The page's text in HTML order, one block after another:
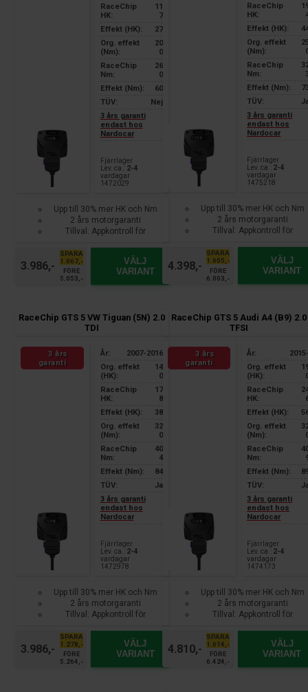
RaceChip
HK:
11
7
Effekt (HK):
27
Org. effekt
(Nm):
20
0
RaceChip
Nm:
26
0
Effekt (Nm):
60
TÜV:
Nej
3 års garanti
endast hos
Nardocar
Fjärrlager
Lev. ca.:
2-4
vardagar
1472029
Upp till 30% mer HK och Nm
2 års motorgaranti
Tillval: Appkontroll för
3.986,-
SPARA
1.067,-
FÖRE
5.053,-
VÄLJ
VARIANT
RaceChip
HK:
Effekt (HK):
Org. effekt
(Nm):
RaceChip
Nm:
Effekt (Nm):
TÜV:
3 års garanti
endast hos
Nardocar
Fjärrlager
Lev. ca.: 2-4
vardagar
1475218
Upp till 30% mer HK och Nm
2 års motorgaranti
Tillval: Appkontroll för
4.398,-
SPARA
1.605,-
FÖRE
6.003,-
VÄLJ
VARIANT
RaceChip GTS 5 VW Tiguan (5N) 2.0
TDI
3 års
garanti
År:
2007-2016
Org. effekt
(HK):
14
0
RaceChip
HK:
17
8
Effekt (HK):
38
Org. effekt
(Nm):
32
0
RaceChip
Nm:
40
4
Effekt (Nm):
84
TÜV:
Ja
3 års garanti
endast hos
Nardocar
Fjärrlager
Lev. ca.:
2-4
vardagar
1472978
Upp till 30% mer HK och Nm
2 års motorgaranti
Tillval: Appkontroll för
3.986,-
SPARA
1.278,-
FÖRE
5.264,-
VÄLJ
VARIANT
RaceChip GTS 5 Audi A4 (B9) 2.0
TFSI
3 års
garanti
År:
Org. effekt
(HK):
RaceChip
HK:
Effekt (HK):
Org. effekt
(Nm):
RaceChip
Nm:
Effekt (Nm):
TÜV:
3 års garanti
endast hos
Nardocar
Fjärrlager
Lev. ca.: 2-4
vardagar
1474173
Upp till 30% mer HK och Nm
2 års motorgaranti
Tillval: Appkontroll för
4.810,-
SPARA
1.614,-
FÖRE
6.424,-
VÄLJ
VARIANT